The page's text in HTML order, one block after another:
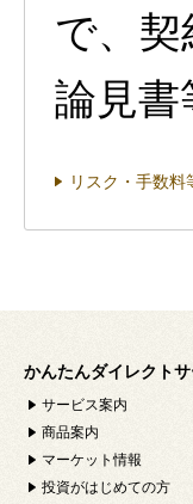
で、
論見
リスク・手数料
かんたんダイレクト
サービス案内
商品案内
マーケット情報
投資がはじめての方